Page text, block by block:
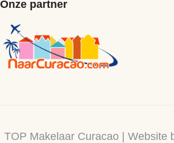
Onze partner
TOP Makelaar Curacao | Website